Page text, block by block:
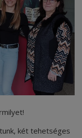
két tehetséges